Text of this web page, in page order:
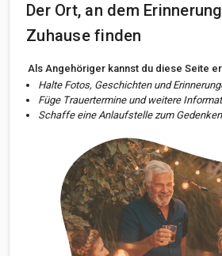
Der Ort, an dem
Zuhause finden
Als Angehöriger kannst du diese Seite
Halte Fotos, Geschichten und
Füge Trauertermine und weitere
Schaffe eine Anlaufstelle zum